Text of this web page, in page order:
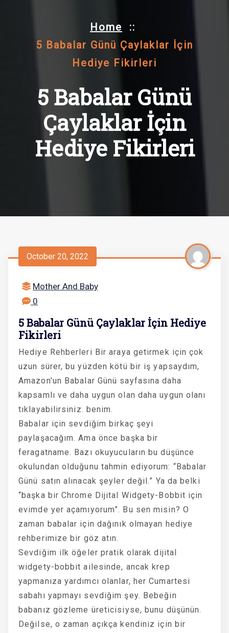
Home ::
5 Babalar Günü Çaylaklar İçin
Hediye Fikirleri
5 Babalar Günü
Çaylaklar İçin
Hediye Fikirleri
October 20, 2022
Mother And Baby
0
5 Babalar Günü Çaylaklar İçin Hediye
Fikirleri
Hediye Rehberleri Bir araya getirmek için çok
uzun sürer, bu yüzden kötü bir iş yapsaydım,
Amazon’un Babalar Günü sayfasına daha
kapsamlı ve daha uygun olan daha uygun olanı
tıklayabilirsiniz. benim.
Babalar için sevdiğim birkaç şeyi
paylaşacağım. Ama önce başka bir
feragatname. Bazı okuyucuların bu düşünce
okulundan olduğunu tahmin ediyorum: “Babalar
Günü satın alınacak şeyler değil.” Ya da belki
“başka bir Chrome Dijital Widgety-Bobbit için
evimde yer açamıyorum”. Bu sen misin? O
zaman babalar için dağınık olmayan hediye
rehberimize bir göz atın.
Sevdiğim ilk öğeler pratik olarak dijital
widgety-bobbit ailesinde, ancak krep
yapmanıza yardımcı olanlar, her Cumartesi
sabahı yapmayı sevdiğim şey. Bebeğin
babanız gözleme üreticisiyse, bunu düşünün.
Değilse, o zaman açıkça kendiniz için bir